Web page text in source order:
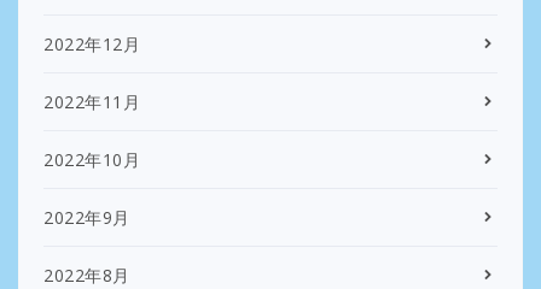
2022年12月
2022年11月
2022年10月
2022年9月
2022年8月